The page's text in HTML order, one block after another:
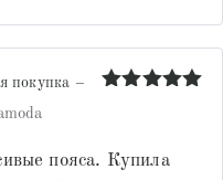
покупка –
пояса. Купила